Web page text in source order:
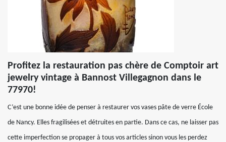
Profitez la restauration pas chère de Comptoir art
jewelry vintage à Bannost Villegagnon dans le
77970!
C’est une bonne idée de penser à restaurer vos vases pâte de verre École
de Nancy. Elles fragilisées et détruites en partie. Dans ce cas, ne laisser pas
cette imperfection se propager à tous vos articles sinon vous les perdez